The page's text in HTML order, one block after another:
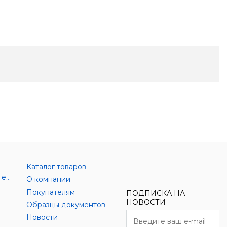
Аксессуары цифровой техники
Каталог товаров
О компании
Покупателям
Образцы документов
Новости
ПОДПИСКА НА
НОВОСТИ